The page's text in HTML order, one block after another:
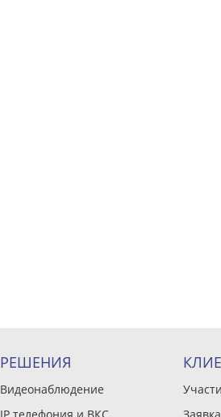
РЕШЕНИЯ
Видеонаблюдение